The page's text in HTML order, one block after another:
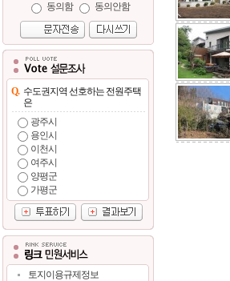
동의함
동의안함
Q. 수도권지역 선호하는 전원주택
은
광주시
용인시
이천시
여주시
양평군
가평군
토지이용규제정보